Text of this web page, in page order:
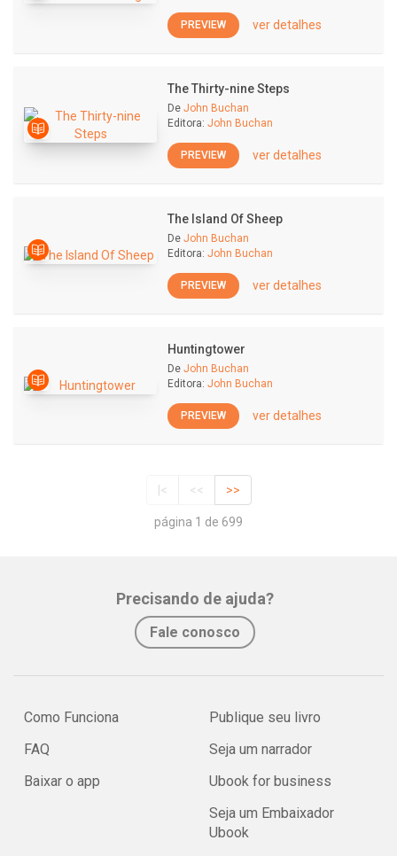
PREVIEW ver detalhes
The Thirty-nine Steps
De John Buchan
Editora: John Buchan
PREVIEW ver detalhes
The Island Of Sheep
De John Buchan
Editora: John Buchan
PREVIEW ver detalhes
Huntingtower
De John Buchan
Editora: John Buchan
PREVIEW ver detalhes
|< << >>
página 1 de 699
Precisando de ajuda?
Fale conosco
Como Funciona
FAQ
Baixar o app
Publique seu livro
Seja um narrador
Ubook for business
Seja um Embaixador
Ubook